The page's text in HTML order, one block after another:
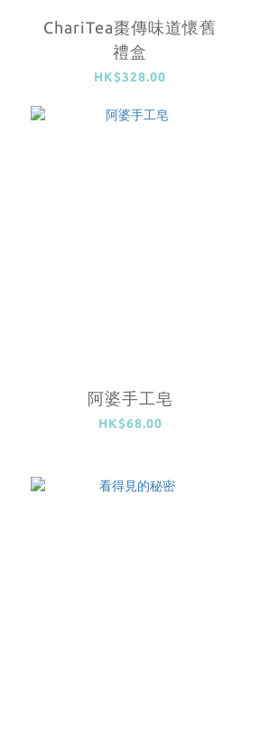
ChariTea棗傳味道懷舊
禮盒
HK$328.00
阿婆手工皂
HK$68.00